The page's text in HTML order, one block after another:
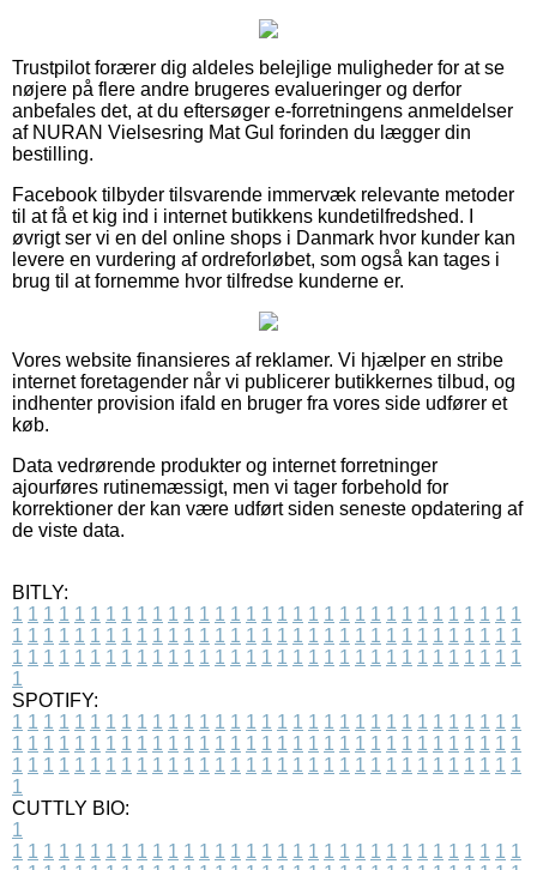
Trustpilot forærer dig aldeles belejlige muligheder for at se
nøjere på flere andre brugeres evalueringer og derfor
anbefales det, at du eftersøger e-forretningens anmeldelser
af NURAN Vielsesring Mat Gul forinden du lægger din
bestilling.
Facebook tilbyder tilsvarende immervæk relevante metoder
til at få et kig ind i internet butikkens kundetilfredshed. I
øvrigt ser vi en del online shops i Danmark hvor kunder kan
levere en vurdering af ordreforløbet, som også kan tages i
brug til at fornemme hvor tilfredse kunderne er.
Vores website finansieres af reklamer. Vi hjælper en stribe
internet foretagender når vi publicerer butikkernes tilbud, og
indhenter provision ifald en bruger fra vores side udfører et
køb.
Data vedrørende produkter og internet forretninger
ajourføres rutinemæssigt, men vi tager forbehold for
korrektioner der kan være udført siden seneste opdatering af
de viste data.
BITLY:
1 1 1 1 1 1 1 1 1 1 1 1 1 1 1 1 1 1 1 1 1 1 1 1 1 1 1 1 1 1 1 1 1
1 1 1 1 1 1 1 1 1 1 1 1 1 1 1 1 1 1 1 1 1 1 1 1 1 1 1 1 1 1 1 1 1
1 1 1 1 1 1 1 1 1 1 1 1 1 1 1 1 1 1 1 1 1 1 1 1 1 1 1 1 1 1 1 1 1
1
SPOTIFY:
1 1 1 1 1 1 1 1 1 1 1 1 1 1 1 1 1 1 1 1 1 1 1 1 1 1 1 1 1 1 1 1 1
1 1 1 1 1 1 1 1 1 1 1 1 1 1 1 1 1 1 1 1 1 1 1 1 1 1 1 1 1 1 1 1 1
1 1 1 1 1 1 1 1 1 1 1 1 1 1 1 1 1 1 1 1 1 1 1 1 1 1 1 1 1 1 1 1 1
1
CUTTLY BIO:
1
1 1 1 1 1 1 1 1 1 1 1 1 1 1 1 1 1 1 1 1 1 1 1 1 1 1 1 1 1 1 1 1 1